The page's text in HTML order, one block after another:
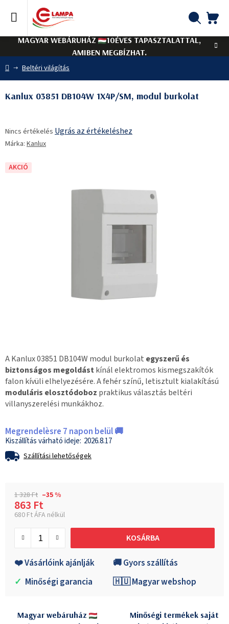
tartalomhoz
MAGYAR WEBÁRUHÁZ
10ÉVES TAPASZTALATTAL,
AMIBEN MEGBÍZHAT.
Kezdőlap
Beltéri világítás
A Kanlux 03851 DB104W modul burkolat egyszerű és
biztonságos megoldástkínál elektromos kismegszakítók
falon kívüli elhelyezésére. A fehér színű, letisztult kialakítású
moduláris elosztódoboz praktikus választás beltéri
villanyszerelési munkákhoz.
Megrendelèsre 7 napon belül 🚚
2026.8.17
Szállítási lehetőségek
1 328 Ft –35 %
863 Ft
680 Ft ÁFA nélkül
KOSÁRBA
❤️ Vásárlóink ajánlják
🚚 Gyors szállítás
✓ Minőségi garancia 🇭🇺 Magyar webshop
Kanlux 03851 DB104W 1X4P/SM, modul burkolat
termék
átlagos
5-
Nincs értékelés Ugrás az értékeléshez
Márka: Kanlux
AKCIÓ
Magyar webáruház
Minőségi termékek saját